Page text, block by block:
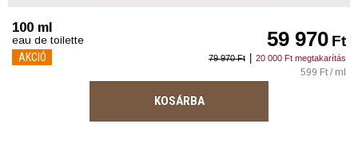
100 ml
eau de toilette
AKCIÓ 79 970 Ft | 20 000 Ft megtakarítás
59 970Ft
599 Ft / ml
KOSÁRBA